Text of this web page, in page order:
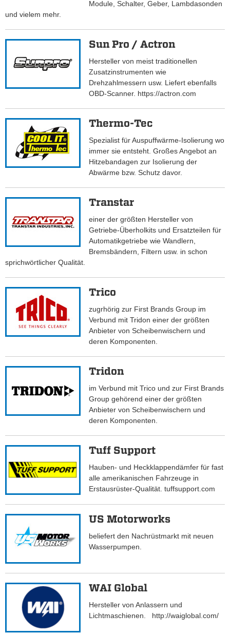
Module, Schalter, Geber, Lambdasonden
und vielem mehr.
Sun Pro / Actron
Hersteller von meist traditionellen
Zusatzinstrumenten wie
Drehzahlmessern usw. Liefert ebenfalls
OBD-Scanner. https://actron.com
Thermo-Tec
Spezialist für Auspuffwärme-Isolierung wo
immer sie entsteht. Großes Angebot an
Hitzebandagen zur Isolierung der
Abwärme bzw. Schutz davor.
Transtar
einer der größten Hersteller von
Getriebe-Überholkits und Ersatzteilen für
Automatikgetriebe wie Wandlern,
Bremsbändern, Filtern usw. in schon
sprichwörtlicher Qualität.
Trico
zugrhörig zur First Brands Group im
Verbund mit Tridon einer der größten
Anbieter von Scheibenwischern und
deren Komponenten.
Tridon
im Verbund mit Trico und zur First Brands
Group gehörend einer der größten
Anbieter von Scheibenwischern und
deren Komponenten.
Tuff Support
Hauben- und Heckklappendämfer für fast
alle amerikanischen Fahrzeuge in
Erstausrüster-Qualität. tuffsupport.com
US Motorworks
beliefert den Nachrüstmarkt mit neuen
Wasserpumpen.
WAI Global
Hersteller von Anlassern und
Lichtmaschienen. http://waiglobal.com/